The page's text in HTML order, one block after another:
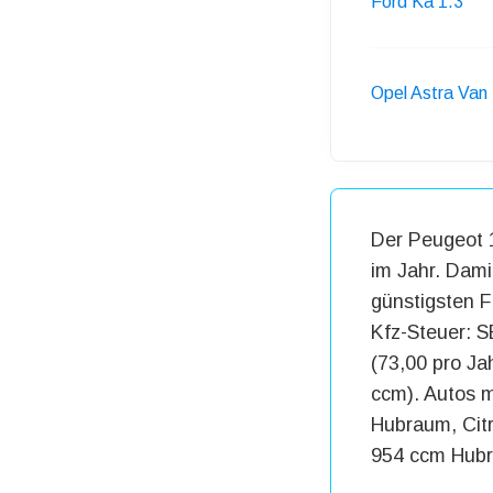
Opel Astra Van
Der Peugeot
im Jahr.
günstigsten
Kfz-Steuer:
(73,00 pro
ccm). Autos
Hubraum,
954 ccm